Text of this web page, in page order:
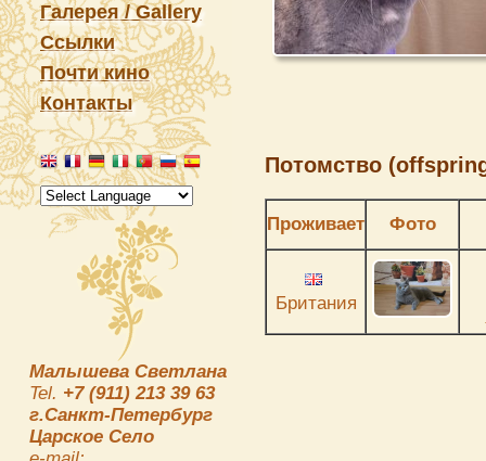
Галерея / Gallery
Ссылки
Почти кино
Контакты
Малышева Светлана
Tel. +7 (911) 213 39 63
г.Санкт-Петербург
Царское Село
Потомство
Проживает Фото
Британия